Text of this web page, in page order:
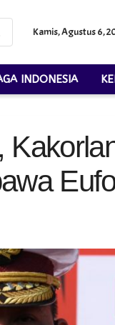
Kamis, Agustus 6,
INDONESIA